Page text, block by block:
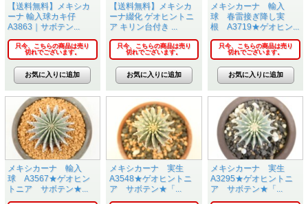
【送料無料】メキシカ
ーナ 輸入球カキ仔
A3863｜サボテン...
只今、こちらの商品は売り
切れでございます。
【送料無料】メキシカ
ーナ綴化 ゲオヒントニ
ア キリン台付き ...
只今、こちらの商品は売り
切れでございます。
メキシカーナ 輸入
球 春雷接ぎ降し実
根 A3719★ゲオヒン...
只今、こちらの商品は売り
切れでございます。
メキシカーナ 輸入
球 A3567★ゲオヒン
トニア サボテン★...
メキシカーナ 実生
A3548★ゲオヒントニ
ア サボテン★「...
メキシカーナ 実生
A3295★ゲオヒントニ
ア サボテン★「...